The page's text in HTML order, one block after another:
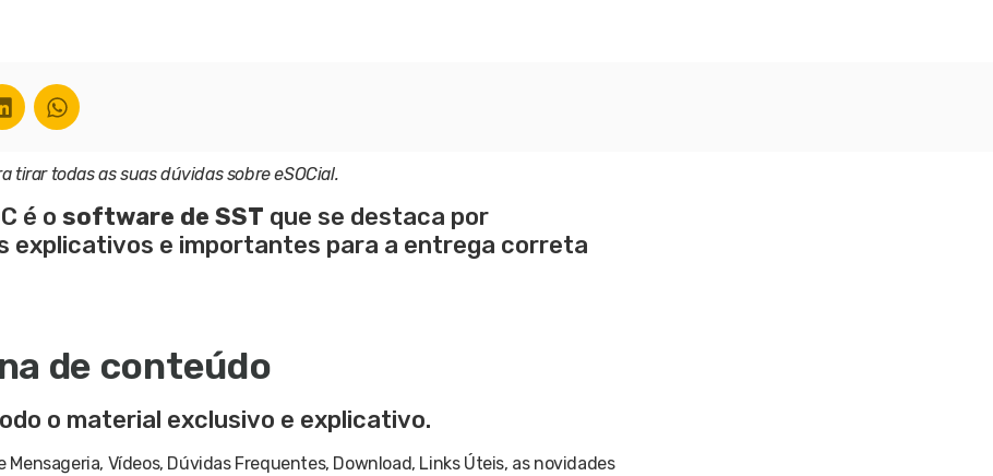
tirar todas as suas dúvidas sobre eSOCial.
é o software de SST que se destaca por
explicativos e importantes para a entrega correta
de conteúdo
o material exclusivo e explicativo.
Vídeos, Dúvidas Frequentes, Download, Links Úteis, as novidades